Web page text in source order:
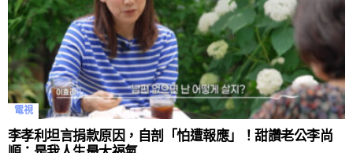
電視
李孝利坦言捐款原因，自剖「怕遭報應」！甜讚老公李尚